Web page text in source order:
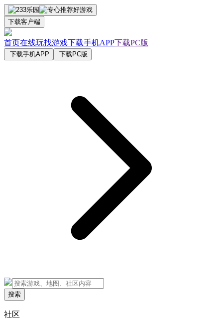
下载客户端
首页在线玩找游戏下载手机APP下载PC版
下载手机APP 下载PC版
搜索
社区